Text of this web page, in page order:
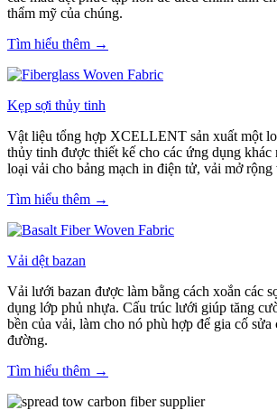
thẩm mỹ của chúng.
Tìm hiểu thêm →
Kẹp sợi thủy tinh
Vật liệu tổng hợp XCELLENT sản xuất một
thủy tinh được thiết kế cho các ứng dụng khác
loại vải cho bảng mạch in điện tử, vải mở rộng
Tìm hiểu thêm →
Vải dệt bazan
Vải lưới bazan được làm bằng cách xoắn các
dụng lớp phủ nhựa. Cấu trúc lưới giúp tăng
bền của vải, làm cho nó phù hợp để gia cố sửa
đường.
Tìm hiểu thêm →